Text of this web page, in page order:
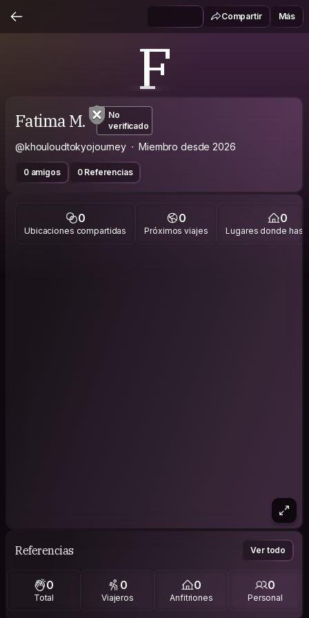
Compartir Más
F
Fatima M.
No
verificado
@khouloudtokyojourney Miembro desde 2026
0 amigos 0 Referencias
0
Ubicaciones compartidas
0
Próximos viajes
0
Lugares donde has
Referencias Ver todo
0
Total
0
Viajeros
0
Anfitriones
0
Personal